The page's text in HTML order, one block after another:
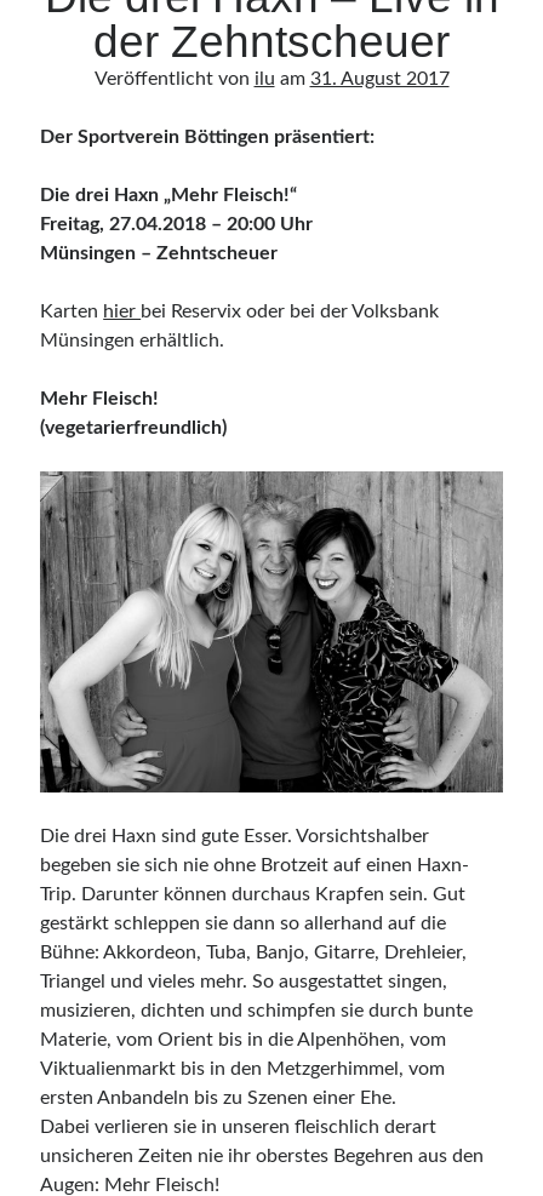
Kultur
Sonstiges
Abonnieren Sie unseren Newsletter
der Zehntscheuer
Veröffentlicht von ilu am 31. August 2017
Der Sportverein Böttingen präsentiert:
Die drei Haxn „Mehr Fleisch!“
Freitag, 27.04.2018 – 20:00 Uhr
Münsingen – Zehntscheuer
Karten hier bei Reservix oder bei der Volksbank
Münsingen erhältlich.
Mehr Fleisch!
(vegetarierfreundlich)
Die drei Haxn sind gute Esser. Vorsichtshalber
begeben sie sich nie ohne Brotzeit auf einen Haxn-
Trip. Darunter können durchaus Krapfen sein. Gut
gestärkt schleppen sie dann so allerhand auf die
Bühne: Akkordeon, Tuba, Banjo, Gitarre, Drehleier,
Triangel und vieles mehr. So ausgestattet singen,
musizieren, dichten und schimpfen sie durch bunte
Materie, vom Orient bis in die Alpenhöhen, vom
Viktualienmarkt bis in den Metzgerhimmel, vom
ersten Anbandeln bis zu Szenen einer Ehe.
Dabei verlieren sie in unseren fleischlich derart
unsicheren Zeiten nie ihr oberstes Begehren aus den
Augen: Mehr Fleisch!